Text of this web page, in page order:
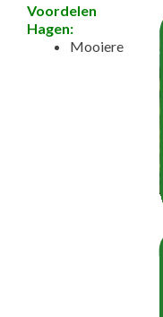
Voordelen
Hagen:
Mooiere